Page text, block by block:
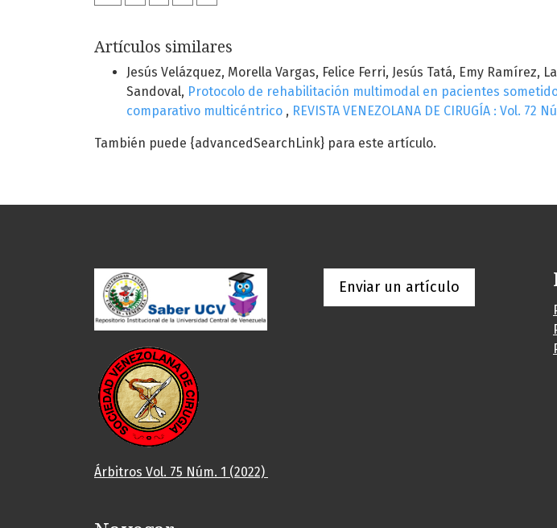
Artículos similares
Jesús Velázquez, Morella Vargas, Felice Ferri, Jesús Tatá, Emy Ramírez,
Sandoval, Protocolo de rehabilitación multimodal en pacientes
comparativo multicéntrico , REVISTA VENEZOLANA DE CIRUGÍA : Vol. 72
También puede {advancedSearchLink} para este artículo.
Árbitros Vol. 75 Núm. 1 (2022)
Enviar un artículo